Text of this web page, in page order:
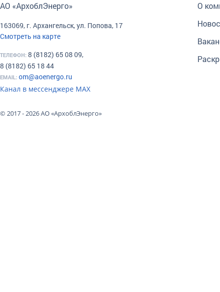
АО «АрхоблЭнерго»
163069, г. Архангельск, ул. Попова, 17
Смотреть на карте
ТЕЛЕФОН: 8 (8182) 65 08 09,
8 (8182) 65 18 44
EMAIL: om@aoenergo.ru
О
© 2017 - 2026 АО «АрхоблЭнерго»
Канал в мессенджере МАХ